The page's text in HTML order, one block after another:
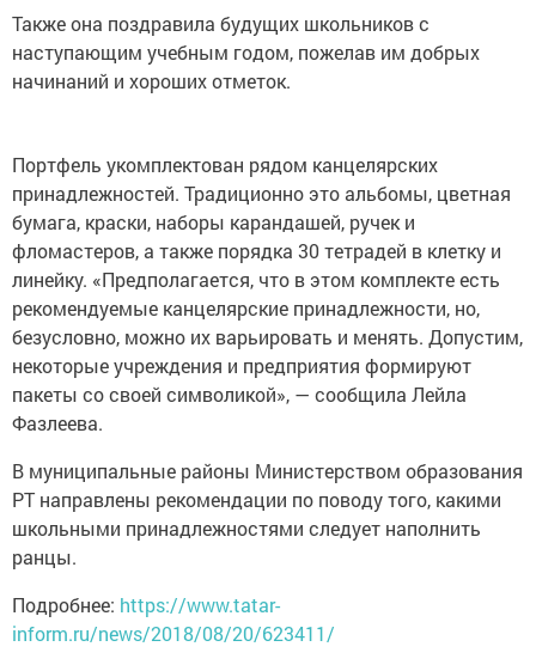
Также она поздравила будущих школьников с
наступающим учебным годом, пожелав им добрых
начинаний и хороших отметок.
Портфель укомплектован рядом канцелярских
принадлежностей. Традиционно это альбомы, цветная
бумага, краски, наборы карандашей, ручек и
фломастеров, а также порядка 30 тетрадей в клетку и
линейку. «Предполагается, что в этом комплекте есть
рекомендуемые канцелярские принадлежности, но,
безусловно, можно их варьировать и менять. Допустим,
некоторые учреждения и предприятия формируют
пакеты со своей символикой», — сообщила Лейла
Фазлеева.
В муниципальные районы Министерством образования
РТ направлены рекомендации по поводу того, какими
школьными принадлежностями следует наполнить
ранцы.
Подробнее: https://www.tatar-
inform.ru/news/2018/08/20/623411/